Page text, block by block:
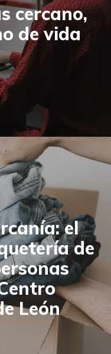
cercano,
de vida
el
de
León